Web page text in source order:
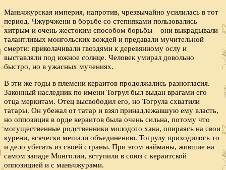
Маньчжурская империя, напротив, чрезвычайно усилилась в тот
период. Чжурчжени в борьбе со степняками пользовались
хитрым и очень жестоким способом борьбы – они выкрадывали
талантливых монгольских вождей и предавали мучительной
смерти: приколачивали гвоздями к деревянному ослу и
выставляли под южное солнце. Человек умирал довольно
быстро, но в ужасных мучениях.
В эти же годы в племени кераитов продолжались разногласия.
Законный наследник по имени Тогрул был выдан врагами его
отца меркитам. Отец высвободил его, но Тогрула схватили
татары. Он убежал от татар и взял принадлежавшую ему власть,
но оппозиция в орде кераитов была очень сильна, потому что
могущественные родственники молодого хана, опираясь на свои
курени, всячески мешали объединению. Тогрулу приходилось то
и дело убегать из своей страны. При этом найманы, жившие на
самом западе Монголии, вступили в союз с кераитской
оппозицией и с маньчжурами.